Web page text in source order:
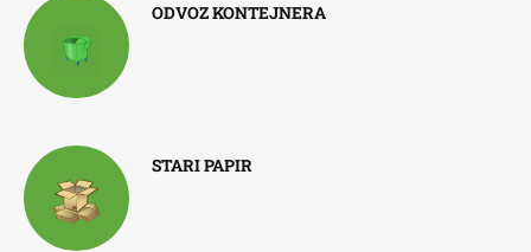
ODVOZ KONTEJNERA
STARI PAPIR